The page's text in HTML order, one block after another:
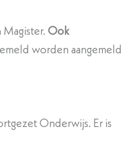
Ook
worden aangemeld
Onderwijs. Er is